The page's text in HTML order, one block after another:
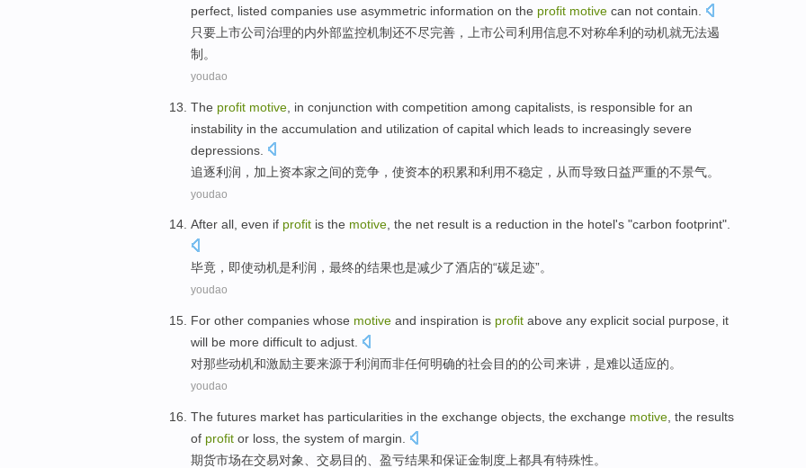
perfect listed companies use asymmetric information on the profit motive can not contain.
只要 上市公司治理的内外部监控机制还不尽完善，上市公司利用信息不对称牟利 的动机就无法遏
制。
youdao
The profit motive , in conjunction with competition among capitalists , is responsible for an
instability in the accumulation and utilization of capital which leads to increasingly severe
depressions
追逐利润， 加上资本家之间的竞争 ， 使资本的积累和利用不稳定 ，从而导致日益严重的不景气。
youdao
After all, even if profit is the motive, the net result is a reduction in the hotel's "carbon footprint".
毕竟 ， 即使动机是利润 ， 最终的结果也是减少了酒店的“碳足迹”。
youdao
For other companies whose motive and inspiration is profit above any explicit social purpose , it
will be more difficult to adjust
对那些动机和激励主要来源于利润而非任何明确的社会目的的公司来讲， 是难以适应的。
youdao
The futures market has particularities in the exchange objects , the exchange motive the results
of profit or loss, the system of margin
期货市场在交易对象 、交易目的 盈亏结果和保证金制度 上都具有特殊性。